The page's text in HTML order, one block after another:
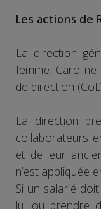
Les actions de
La direction
femme,
de direction
La direction
collaborateurs
et de leur
n’est appliquée
Si un salarié
lui ou prendre